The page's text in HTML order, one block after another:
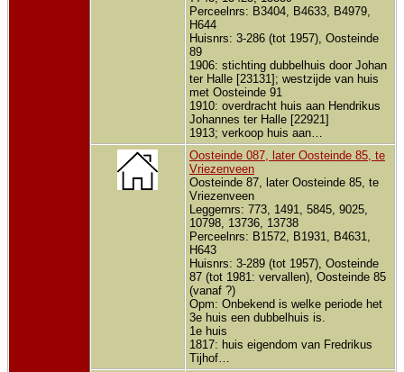
Perceelnrs: B3404, B4633, B4979,
H644
Huisnrs: 3-286 (tot 1957), Oosteinde
89
1906: stichting dubbelhuis door Johan
ter Halle [23131]; westzijde van huis
met Oosteinde 91
1910: overdracht huis aan Hendrikus
Johannes ter Halle [22921]
1913; verkoop huis aan…
Oosteinde 087, later Oosteinde 85, te
Vriezenveen
Oosteinde 87, later Oosteinde 85, te
Vriezenveen
Leggernrs: 773, 1491, 5845, 9025,
10798, 13736, 13738
Perceelnrs: B1572, B1931, B4631,
H643
Huisnrs: 3-289 (tot 1957), Oosteinde
87 (tot 1981: vervallen), Oosteinde 85
(vanaf ?)
Opm: Onbekend is welke periode het
3e huis een dubbelhuis is.
1e huis
1817: huis eigendom van Fredrikus
Tijhof…